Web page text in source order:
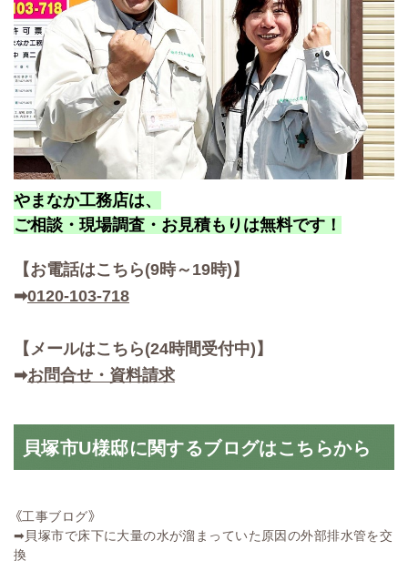
やまなか工務店は、
ご相談・現場調査・お見積もりは無料です！
【お電話はこちら(9時～19時)】
➡0120-103-718
【メールはこちら(24時間受付中)】
➡お問合せ・資料請求
貝塚市U様邸に関するブログはこちらから
《工事ブログ》
➡貝塚市で床下に大量の水が溜まっていた原因の外部排水管を交
換